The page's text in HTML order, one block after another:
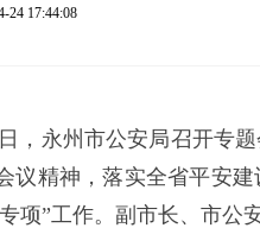
24 17:44:08
，永州市公安局召开专题
议精神，落实全省平安
项”工作。 副市长、市公